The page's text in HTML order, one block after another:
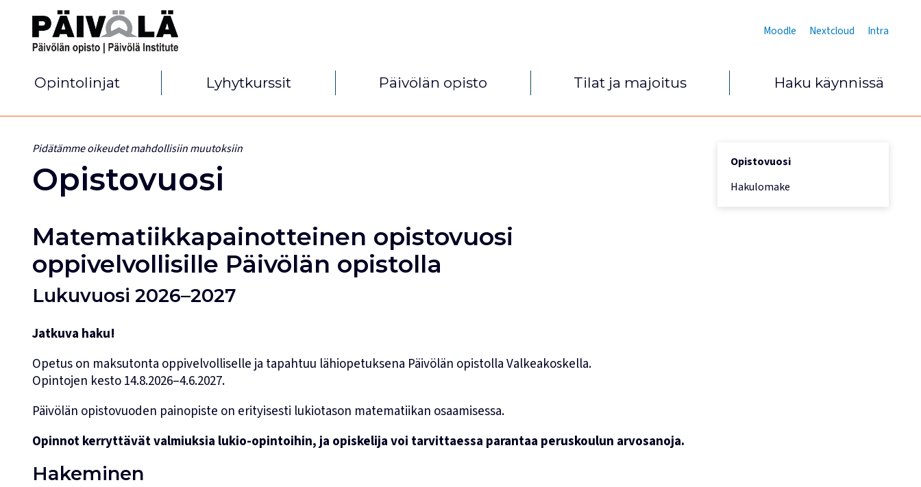
Moodle Nextcloud Intra
Opintolinjat Lyhytkurssit Päivölän opisto Tilat ja majoitus Haku käynnissä
Pidätämme oikeudet mahdollisiin muutoksiin
Opistovuosi
Matematiikkapainotteinen opistovuosi
oppivelvollisille Päivölän opistolla
Lukuvuosi 2026–2027
Jatkuva haku!
Opetus on maksutonta oppivelvolliselle ja tapahtuu lähiopetuksena Päivölän opistolla Valkeakoskella.
Opintojen kesto 14.8.2026–4.6.2027.
Päivölän opistovuoden painopiste on erityisesti lukiotason matematiikan osaamisessa.
Opinnot kerryttävät valmiuksia lukio-opintoihin, ja opiskelija voi tarvittaessa parantaa peruskoulun arvosanoja.
Hakeminen
Opistovuosi
Hakulomake